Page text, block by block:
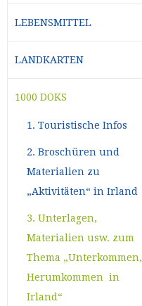
LEBENSMITTEL
LANDKARTEN
1000 DOKS
1. Touristische Infos
2. Broschüren und
Materialien zu
„Aktivitäten“ in Irland
3. Unterlagen,
Materialien usw. zum
Thema „Unterkommen,
Herumkommen in
Irland“